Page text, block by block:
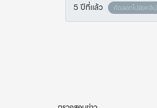
5 ปีที่แล้ว คัดลอกไปยังคลิ